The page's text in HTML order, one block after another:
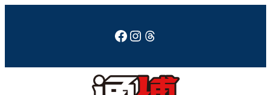
內
Facebook Instagram Threads